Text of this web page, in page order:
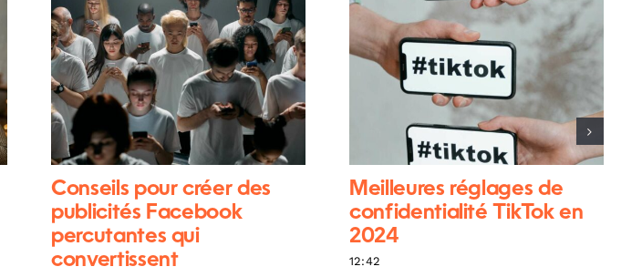
Conseils pour créer des
publicités Facebook
percutantes qui
convertissent
Meilleures réglages de
confidentialité TikTok en
2024
12:42